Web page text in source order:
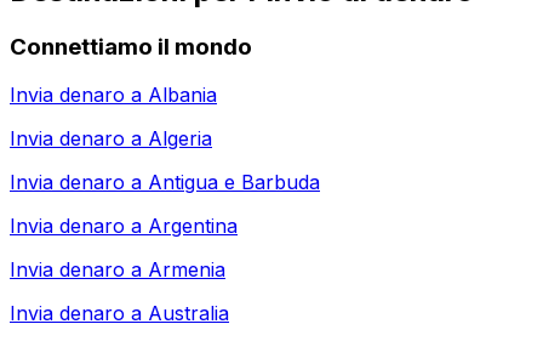
Connettiamo il mondo
Invia denaro a Albania
Invia denaro a Algeria
Invia denaro a Antigua e Barbuda
Invia denaro a Argentina
Invia denaro a Armenia
Invia denaro a Australia